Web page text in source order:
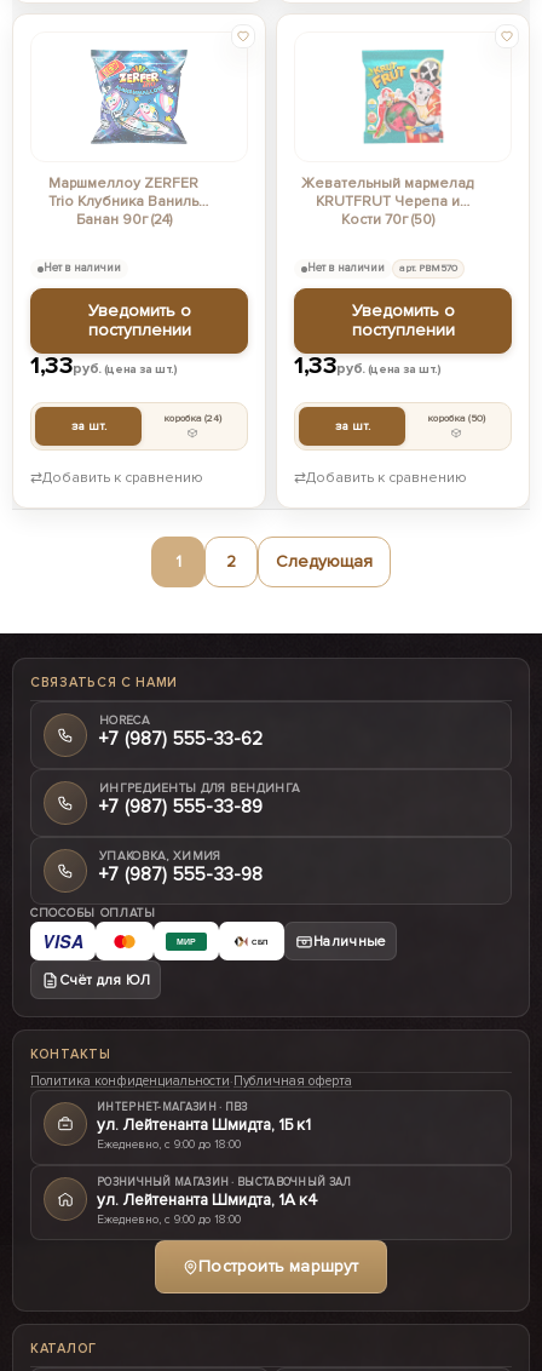
Маршмеллоу ZERFER
Trio Клубника Ваниль
Банан 90г (24)
1,33руб.(цена за шт.)
за шт. коробка(24)
Нет в наличии
Уведомить о
поступлении
⇄Добавить к сравнению
Жевательный мармелад
KRUTFRUT Черепа и
Кости 70г (50)
1,33руб.(цена за шт.)
за шт. коробка(50)
Нет в наличии арт. РВМ570
Уведомить о
поступлении
⇄Добавить к сравнению
1 2 Следующая
СВЯЗАТЬСЯ С НАМИ
HORECA
+7 (987) 555-33-62
ИНГРЕДИЕНТЫ ДЛЯ ВЕНДИНГА
+7 (987) 555-33-89
УПАКОВКА, ХИМИЯ
+7 (987) 555-33-98
СПОСОБЫ ОПЛАТЫ
VISA МИР СБП Наличные
Счёт для ЮЛ
КОНТАКТЫ
Политика конфиденциальности·Публичная оферта
ИНТЕРНЕТ-МАГАЗИН · ПВЗ
ул. Лейтенанта Шмидта, 1Б к1
Ежедневно, с 9:00 до 18:00
РОЗНИЧНЫЙ МАГАЗИН · ВЫСТАВОЧНЫЙ ЗАЛ
ул. Лейтенанта Шмидта, 1А к4
Ежедневно, с 9:00 до 18:00
Построить маршрут
КАТАЛОГ